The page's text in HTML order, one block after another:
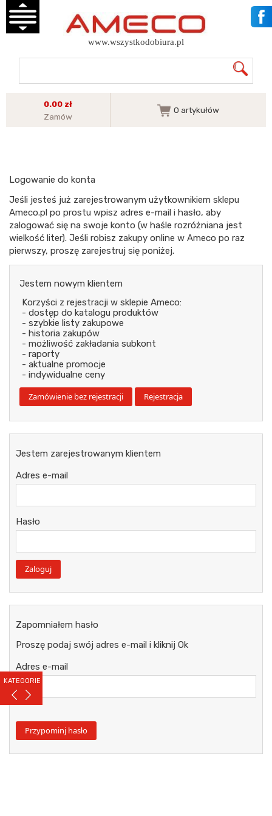
KATEGORIE
www.wszystkodobiura.pl
0.00 zł
Zamów
0 artykułów
Logowanie do konta
Jeśli jesteś już zarejestrowanym użytkownikiem sklepu
Ameco.pl po prostu wpisz adres e-mail i hasło, aby
zalogować się na swoje konto (w haśle rozróżniana jest
wielkość liter). Jeśli robisz zakupy online w Ameco po raz
pierwszy, proszę zarejestruj się poniżej.
Jestem nowym klientem
Korzyści z rejestracji w sklepie Ameco:
- dostęp do katalogu produktów
- szybkie listy zakupowe
- historia zakupów
- możliwość zakładania subkont
- raporty
- aktualne promocje
- indywidualne ceny
Jestem zarejestrowanym klientem
Adres e-mail
Hasło
Zapomniałem hasło
Proszę podaj swój adres e-mail i kliknij Ok
Adres e-mail